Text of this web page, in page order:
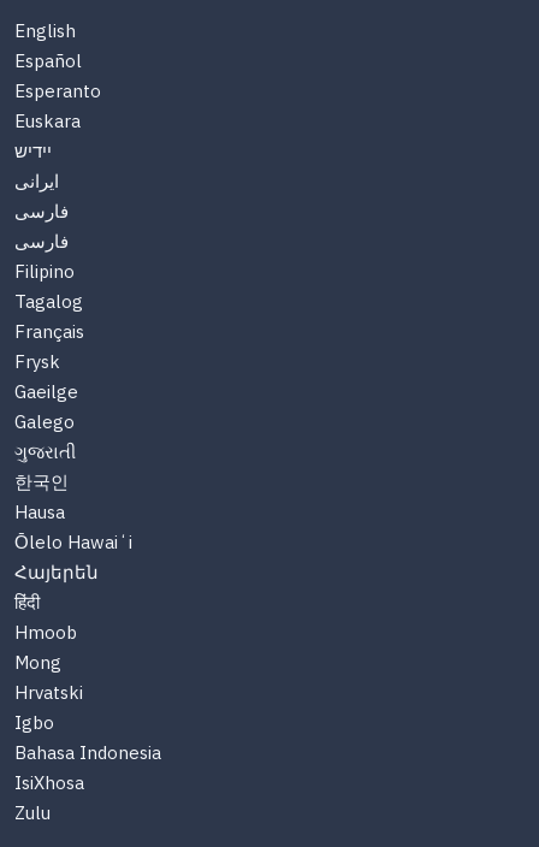
English
Español
Esperanto
Euskara
יידיש
ایرانی
فارسی
فارسی
Filipino
Tagalog
Français
Frysk
Gaeilge
Galego
ગુજરાતી
한국인
Hausa
Ōlelo Hawaiʻi
Հայերեն
हिंदी
Hmoob
Mong
Hrvatski
Igbo
Bahasa Indonesia
IsiXhosa
Zulu